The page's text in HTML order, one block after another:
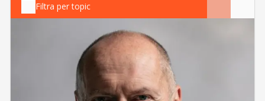
Filtra per topic